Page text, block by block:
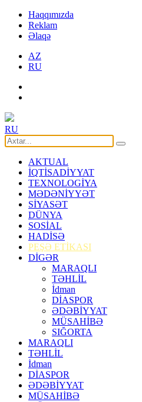
Haqqımızda
Reklam
Əlaqə
AZ
RU
RU
AKTUAL
İQTİSADİYYAT
TEXNOLOGİYA
MƏDƏNİYYƏT
SİYASƏT
DÜNYA
SOSİAL
HADİSƏ
PEŞƏ ETİKASI
DİGƏR
MARAQLI
TƏHLİL
İdman
DİASPOR
ƏDƏBİYYAT
MÜSAHİBƏ
SIĞORTA
MARAQLI
TƏHLİL
İdman
DİASPOR
ƏDƏBİYYAT
MÜSAHİBƏ